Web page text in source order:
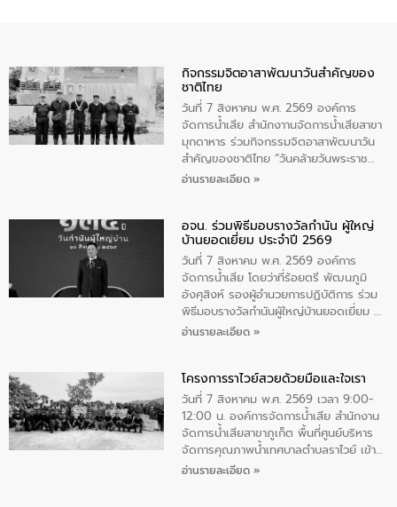
กิจกรรมจิตอาสาพัฒนาวันสําคัญของ
ชาติไทย
วันที่ 7 สิงหาคม พ.ศ. 2569 องค์การ
จัดการน้ำเสีย สำนักงาานจัดการน้ำเสียสาขา
มุกดาหาร ร่วมกิจกรรมจิตอาสาพัฒนาวัน
สําคัญของชาติไทย “วันคล้ายวันพระราช
สมภพ สมเด็จพระนางเจ้าสิริกิติ์พระบรม
ทิพย์คำ รองผู้ว่าราชการจังหวัดมุกดาหาร
เป็นประธานในพิธี ณ เรือนจําชั่วคราวนาโสก
ตําบลนาโสก อําเภอเมืองมุกดาหาร จังหวัด
มุกดาหาร โดยในกิจกรรมได้ร่วมปลูกป่า และ
ทําความสะอาดภายในบริเวณ จัดกิจกรรม
เพื่อถวายเป็นพระราชกุศล สมเด็จพระนาง
เจ้าสิริกิติ์พระบรมราชินีนาถ พระบรมราช
อ่านรายละเอียด »
อจน. ร่วมพิธีมอบรางวัลกำนัน ผู้ใหญ่
บ้านยอดเยี่ยม ประจำปี 2569
วันที่ 7 สิงหาคม พ.ศ. 2569 องค์การ
จัดการน้ำเสีย โดยว่าที่ร้อยตรี พัฒนภูมิ
อังศุสิงห์ รองผู้อำนวยการปฏิบัติการ ร่วม
พิธีมอบรางวัลกำนันผู้ใหญ่บ้านยอดเยี่ยม ณ
ทำเนียบรัฐบาล โดยมีนายอนุทิน ชาญวีรกูล
ทองคำและประกาศเกียรติคุณให้แก่ กำนัน
ผู้ใหญ่บ้านยอดเยี่ยม พร้อมกล่าวชื่นชม ให้
โอวาท และมอบนโยบาย
อ่านรายละเอียด »
โครงการราไวย์สวยด้วยมือและใจเรา
วันที่ 7 สิงหาคม พ.ศ. 2569 เวลา 9:00-
12:00 น. องค์การจัดการน้ำเสีย สำนักงาน
จัดการน้ำเสียสาขาภูเก็ต พื้นที่ศูนย์บริหาร
จัดการคุณภาพน้ำเทศบาลตำบลราไวย์ เข้า
ร่วมโครงการราไวย์สวยด้วยมือและใจเรา
อ่านรายละเอียด »